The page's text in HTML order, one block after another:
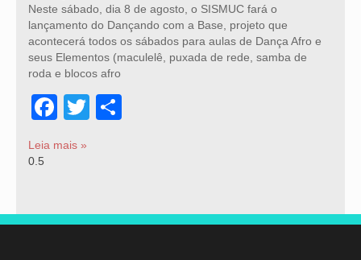
Neste sábado, dia 8 de agosto, o SISMUC fará o
lançamento do Dançando com a Base, projeto que
acontecerá todos os sábados para aulas de Dança Afro e
seus Elementos (maculelê, puxada de rede, samba de
roda e blocos afro
Facebook
Twitter
Leia mais »